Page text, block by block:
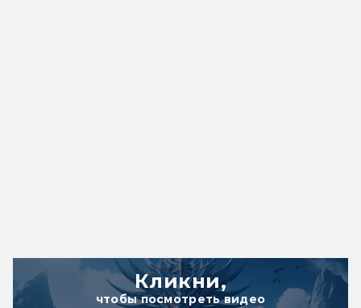
Кликни,
чтобы посмотреть видео